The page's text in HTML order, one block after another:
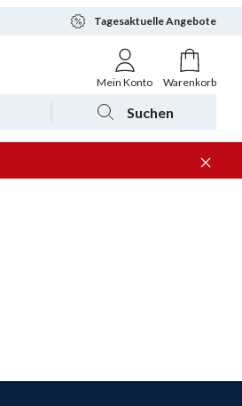
Tagesaktuelle Angebote
Mein Konto Warenkorb
Suchen